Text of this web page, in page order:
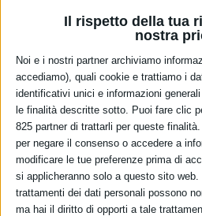
Il rispetto della tua
nostra
Noi e i nostri partner archiviamo
accediamo), quali cookie e trattiamo i
identificativi unici e informazioni
le finalità descritte sotto. Puoi fare clic
825 partner di trattarli per queste
per negare il consenso o accedere a
modificare le tue preferenze prima di
si applicheranno solo a questo sito
trattamenti dei dati personali possono
ma hai il diritto di opporti a tale
AGENZIE
ESTERO
Company
About us
News